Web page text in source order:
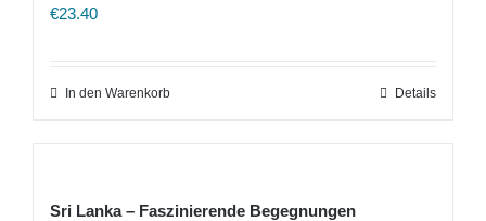
€23.40
In den Warenkorb Details
Sri Lanka – Faszinierende Begegnungen